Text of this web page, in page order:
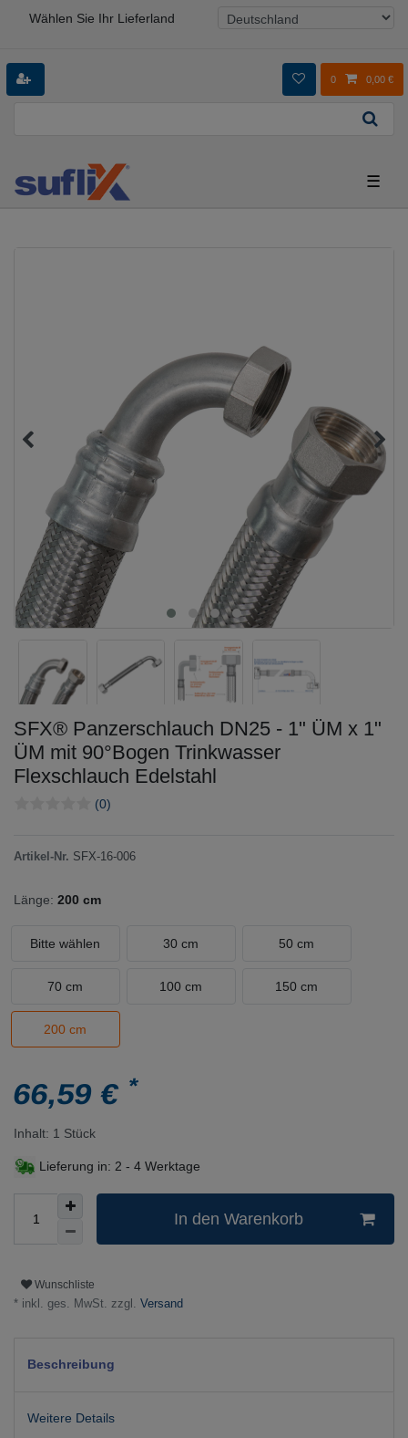
Wählen Sie Ihr Lieferland
0 0,00 €
☰
SFX® Panzerschlauch DN25 - 1" ÜM x 1"
ÜM mit 90°Bogen Trinkwasser
Flexschlauch Edelstahl
(0)
Artikel-Nr. SFX-16-006
Länge: 200 cm
Bitte wählen 30 cm 50 cm
70 cm 100 cm 150 cm
200 cm
66,59 €*
Inhalt: 1 Stück
Lieferung in: 2 - 4 Werktage
In den Warenkorb
Wunschliste
* inkl. ges. MwSt. zzgl. Versand
Beschreibung
Weitere Details